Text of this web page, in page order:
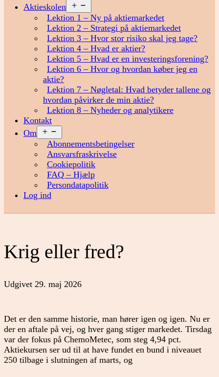
Aktieskolen
menu
Lektion 1 – Ny på aktiemarkedet
Lektion 2 – Strategi på aktiemarkedet
Lektion 3 – Hvor stor risiko skal jeg tage?
Lektion 4 – Hvad er aktier?
Lektion 5 – Hvad er en investeringsforening?
Lektion 6 – Hvor og hvordan køber jeg en
aktie?
Lektion 7 – Nøgletal: Hvad betyder tallene og
hvordan påvirker de min aktie?
Lektion 8 – Nyheder og analytikere
Kontakt
Om
menu
Abonnementsbetingelser
Ansvarsfraskrivelse
Cookiepolitik
FAQ – Hjælp
Persondatapolitik
Log ind
Krig eller fred?
Udgivet 29. maj 2026
Det er den samme historie, man hører igen og igen. Nu er
der en aftale på vej, og hver gang stiger markedet. Tirsdag
var der fokus på ChemoMetec, som steg 4,94 pct.
Aktiekursen ser ud til at have fundet en bund i niveauet
250 tilbage i slutningen af marts, og